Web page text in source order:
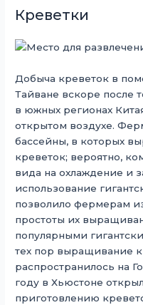
Креветки
Добыча креветок в
Тайване вскоре после
в южных регионах
открытом воздухе.
бассейны, в которых
креветок; вероятно,
вида на охлаждение и
использование
позволило фермерам
простоты их
популярными
тех пор выращивание
распространилось на
году в Хьюстоне
приготовлению